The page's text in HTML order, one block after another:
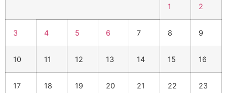
1 2
3 4 5 6 7 8 9
10 11 12 13 14 15 16
17 18 19 20 21 22 23